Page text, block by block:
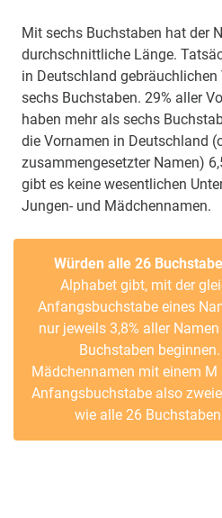
Mit sechs Buchstaben hat der
durchschnittliche Länge.
in Deutschland
sechs Buchstaben. 29% aller
haben mehr als sechs
die Vornamen in Deutschland
zusammengesetzter Namen)
gibt es keine wesentlichen
Jungen- und Mädchennamen.
Würden alle 26
Alphabet gibt, mit der
Anfangsbuchstabe eines
nur jeweils 3,8% aller
Buchstaben
Mädchennamen mit einem
Anfangsbuchstabe also
wie alle 26